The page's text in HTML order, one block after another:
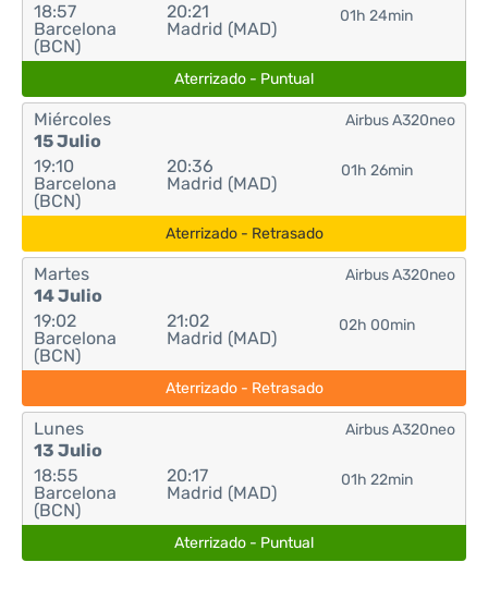
18:57
Barcelona
(BCN)
20:21
Madrid (MAD)
01h 24min
Aterrizado - Puntual
Miércoles
15 Julio
19:10
Barcelona
(BCN)
20:36
Madrid (MAD)
01h 26min
Airbus A320neo
Aterrizado - Retrasado
Martes
14 Julio
19:02
Barcelona
(BCN)
21:02
Madrid (MAD)
02h 00min
Airbus A320neo
Aterrizado - Retrasado
Lunes
13 Julio
18:55
Barcelona
(BCN)
20:17
Madrid (MAD)
01h 22min
Airbus A320neo
Aterrizado - Puntual